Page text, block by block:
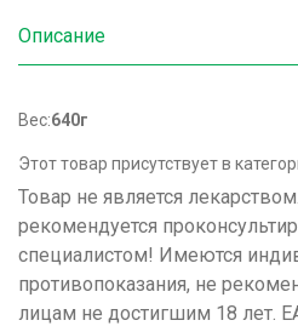
Описание
Вес:640г
Этот товар присутствует в
Товар не является
рекомендуется
специалистом! Имеются
противопоказания, не
лицам не достигшим 18 лет.